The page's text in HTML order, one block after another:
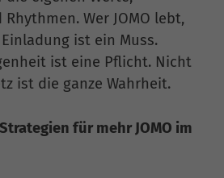
Wer JOMO lebt,
ist ein Muss.
ist eine Pflicht. Nicht
ist die ganze Wahrheit.
für mehr JOMO im